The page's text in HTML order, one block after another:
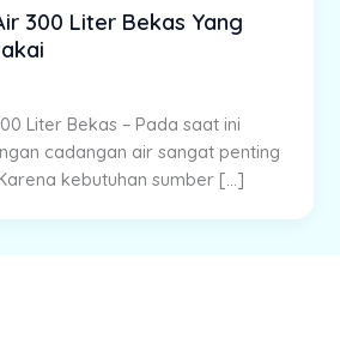
300 Liter Bekas Yang
Liter Bekas – Pada saat ini
cadangan air sangat penting
kebutuhan sumber […]